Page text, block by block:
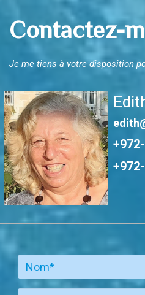
Contactez-
Je me tiens à votre disposition